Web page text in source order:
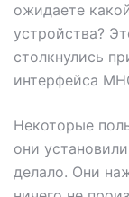
ожидаете
устройства?
столкнулись
интерфейса
Некоторые
они
делало. Они